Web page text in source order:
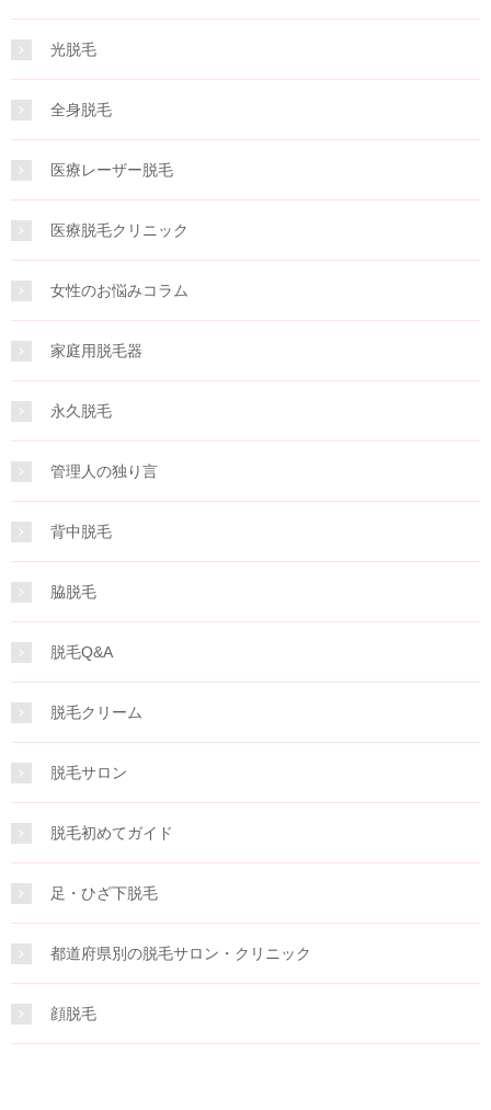
光脱毛
全身脱毛
医療レーザー脱毛
医療脱毛クリニック
女性のお悩みコラム
家庭用脱毛器
永久脱毛
管理人の独り言
背中脱毛
脇脱毛
脱毛Q&A
脱毛クリーム
脱毛サロン
脱毛初めてガイド
足・ひざ下脱毛
都道府県別の脱毛サロン・クリニック
顔脱毛